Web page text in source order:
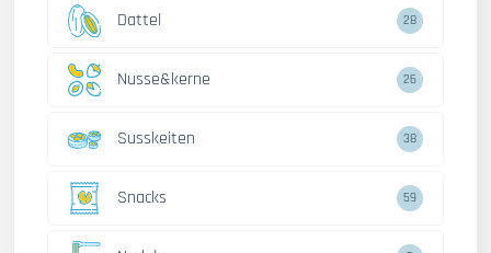
Dattel 28
Nusse&kerne 26
Susskeiten 38
Snacks 59